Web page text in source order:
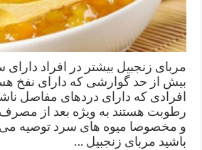
مربای زنجبیل بیشتر در افراد
بیش از حد گوارشی که دارای نفخ
افرادی که دارای دردهای مفاصل
رطوبت هستند به ویژه بعد از
و مخصوصا میوه های سرد توصیه
باشید مربای زنجبیل …